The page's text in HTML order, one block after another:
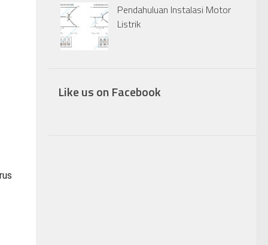
Pendahuluan Instalasi Motor
Listrik
Like us on Facebook